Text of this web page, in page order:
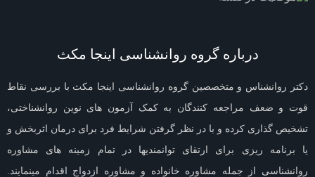
درباره گروه روانشناسی اینجا مکث
دکتر روانشناس و متخصصین گروه روانشناسی اینجا مکث با بررسی نقاط
قوت و ضعف مراجعه کنندگان به کمک آزمون های نوین روانشناختی،
تشخیص گذاری کرده و با در نظر گرفتن شرایط فرد برای درمان اثربخش و
یا برنامه ریزی برای ارتقای توانمندیها در تمام زمینه های مشاوره
روانشناسی از جمله مشاوره خانواده و مشاوره ازدواج اقدام مینمایند.